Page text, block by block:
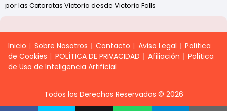
por las Cataratas Victoria desde Victoria Falls
Inicio Sobre Nosotros Contacto Aviso Legal
Política
de Cookies
POLÍTICA DE PRIVACIDAD Afiliación
Política
de Uso de Inteligencia Artificial
Todos los Derechos Reservados © 2026